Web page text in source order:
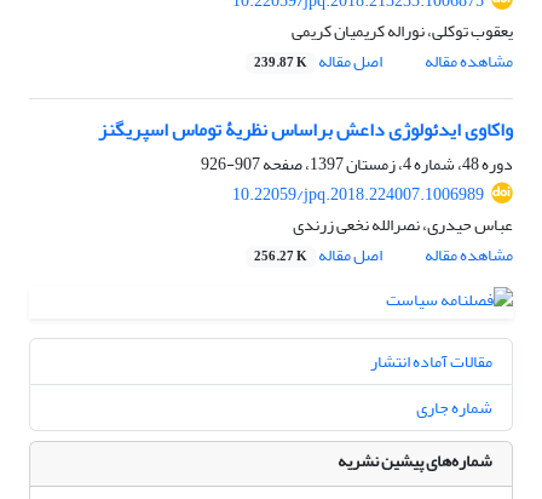
یعقوب توکلی، نوراله کریمیان کریمی
مشاهده مقاله
اصل مقاله 239.87 K
واکاوی ایدئولوژی داعش براساس نظریۀ توماس اسپریگنز
دوره 48، شماره 4، زمستان 1397، صفحه
907-926
10.22059/jpq.2018.224007.1006989
عباس حیدری، نصرالله نخعی زرندی
مشاهده مقاله
اصل مقاله 256.27 K
مقالات آماده انتشار
شماره جاری
شماره‌های پیشین نشریه